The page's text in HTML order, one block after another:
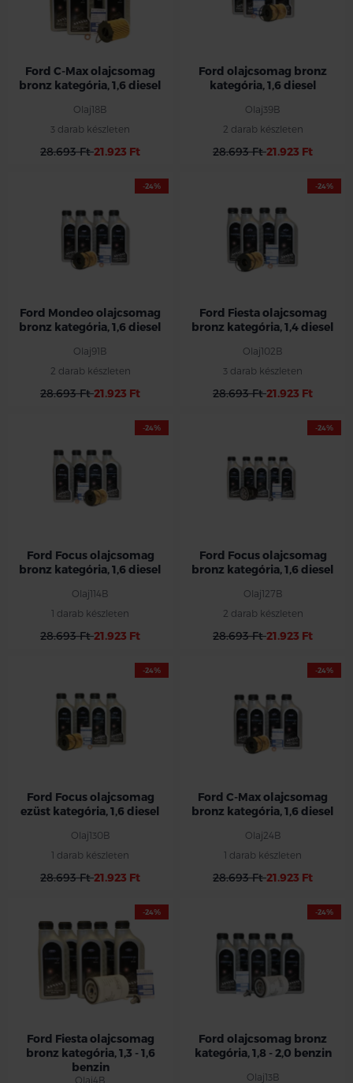
Ford C-Max olajcsomag
bronz kategória, 1,6 diesel
Olaj18B
3 darab készleten
28.693 Ft21.923 Ft
Ford olajcsomag bronz
kategória, 1,6 diesel
Olaj39B
2 darab készleten
28.693 Ft21.923 Ft
-24%
Ford Mondeo olajcsomag
bronz kategória, 1,6 diesel
Olaj91B
2 darab készleten
28.693 Ft21.923 Ft
-24%
Ford Fiesta olajcsomag
bronz kategória, 1,4 diesel
Olaj102B
3 darab készleten
28.693 Ft21.923 Ft
-24%
Ford Focus olajcsomag
bronz kategória, 1,6 diesel
Olaj114B
1 darab készleten
28.693 Ft21.923 Ft
-24%
Ford Focus olajcsomag
bronz kategória, 1,6 diesel
Olaj127B
2 darab készleten
28.693 Ft21.923 Ft
-24%
Ford Focus olajcsomag
ezüst kategória, 1,6 diesel
Olaj130B
1 darab készleten
28.693 Ft21.923 Ft
-24%
Ford C-Max olajcsomag
bronz kategória, 1,6 diesel
Olaj24B
1 darab készleten
28.693 Ft21.923 Ft
Ford olajcserecsomag 1,3-1,6
benzines típusokhoz
Ford Fiesta/Fusion 1,3 2001-2008
Ford Fusion 1,6 2006-2012
-24%
Ford Fiesta olajcsomag
bronz kategória, 1,3 - 1,6
benzin
Olaj4B
-24%
Ford olajcsomag bronz
kategória, 1,8 - 2,0 benzin
Olaj13B